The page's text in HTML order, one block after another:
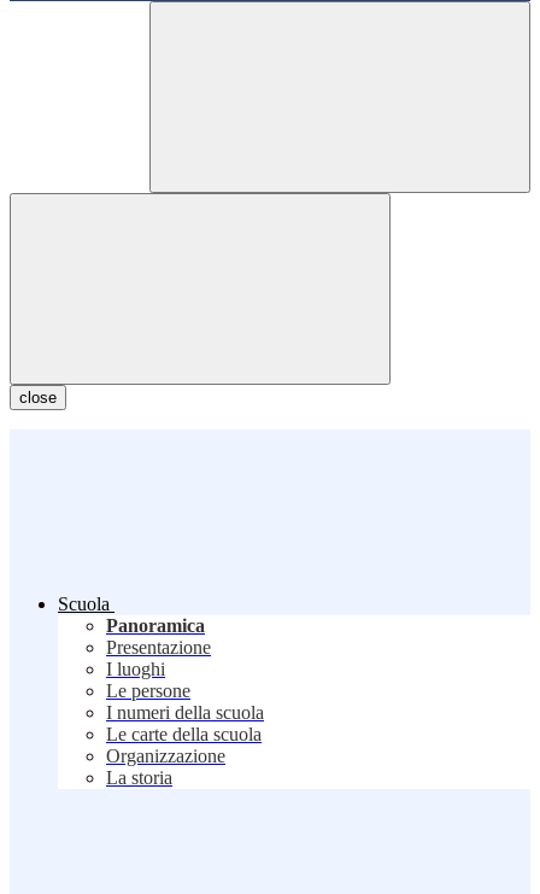
close
Scuola
Panoramica
Presentazione
I luoghi
Le persone
I numeri della scuola
Le carte della scuola
Organizzazione
La storia